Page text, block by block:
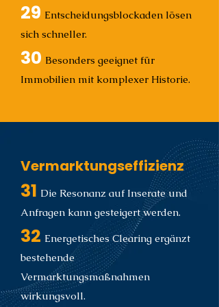
29 Entscheidungsblockaden lösen
sich schneller.
30 Besonders geeignet für
Immobilien mit komplexer Historie.
Vermarktungseffizienz
31 Die Resonanz auf Inserate und
Anfragen kann gesteigert werden.
32 Energetisches Clearing ergänzt
bestehende
Vermarktungsmaßnahmen
wirkungsvoll.